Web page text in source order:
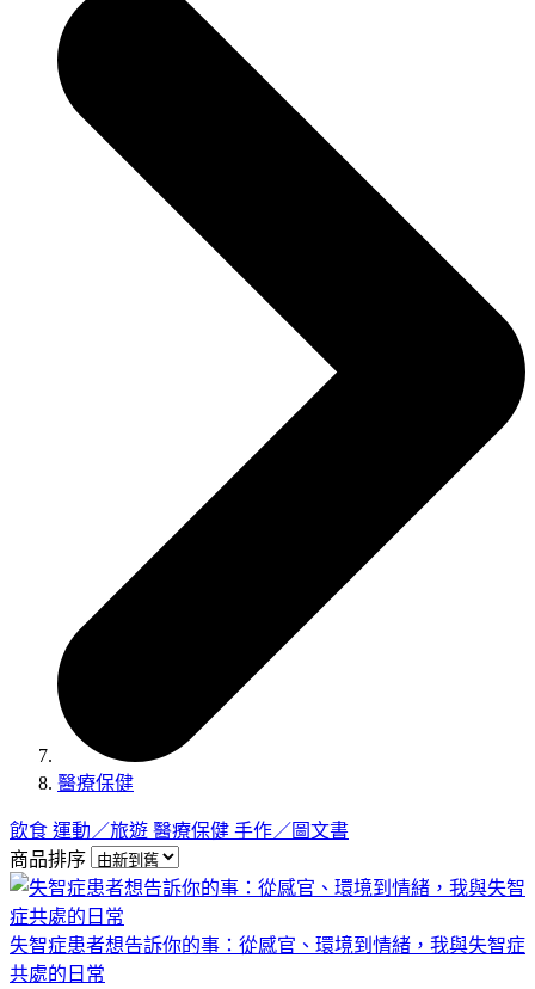
醫療保健
飲食 運動／旅遊 醫療保健 手作／圖文書
商品排序
失智症患者想告訴你的事：從感官、環境到情緒，我與失智症
共處的日常